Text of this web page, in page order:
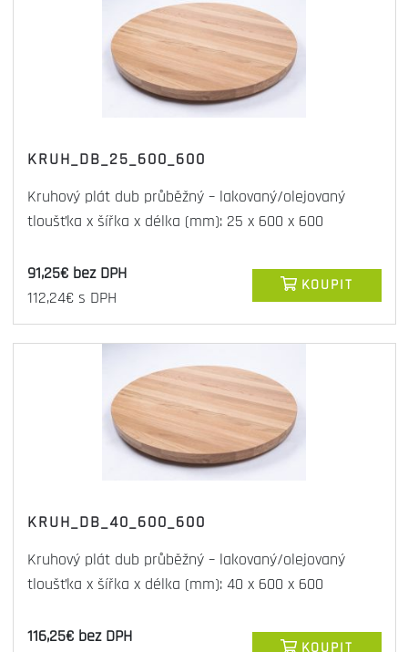
KRUH_DB_25_600_600
Kruhový plát dub průběžný – lakovaný/olejovaný
tloušťka x šířka x délka (mm): 25 x 600 x 600
91,25€ bez DPH
112,24€ s DPH
KOUPIT
KRUH_DB_40_600_600
Kruhový plát dub průběžný – lakovaný/olejovaný
tloušťka x šířka x délka (mm): 40 x 600 x 600
116,25€ bez DPH
KOUPIT